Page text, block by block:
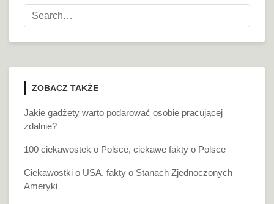
ZOBACZ TAKŻE
Jakie gadżety warto podarować osobie pracującej
zdalnie?
100 ciekawostek o Polsce, ciekawe fakty o Polsce
Ciekawostki o USA, fakty o Stanach Zjednoczonych
Ameryki